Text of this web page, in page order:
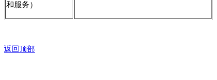
和服务）
返回顶部